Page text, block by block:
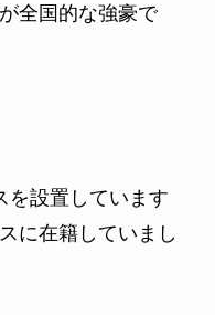
全国的な強豪で
を設置しています
に在籍していまし